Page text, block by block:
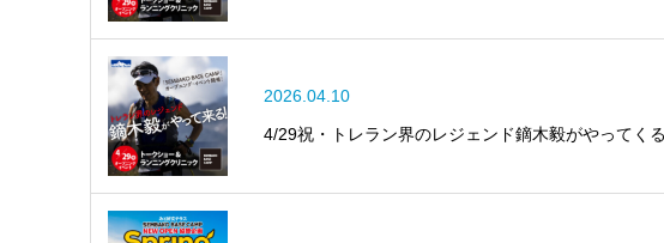
2026.04.10
4/29祝・トレラン界のレジェンド鏑木毅がやってくる